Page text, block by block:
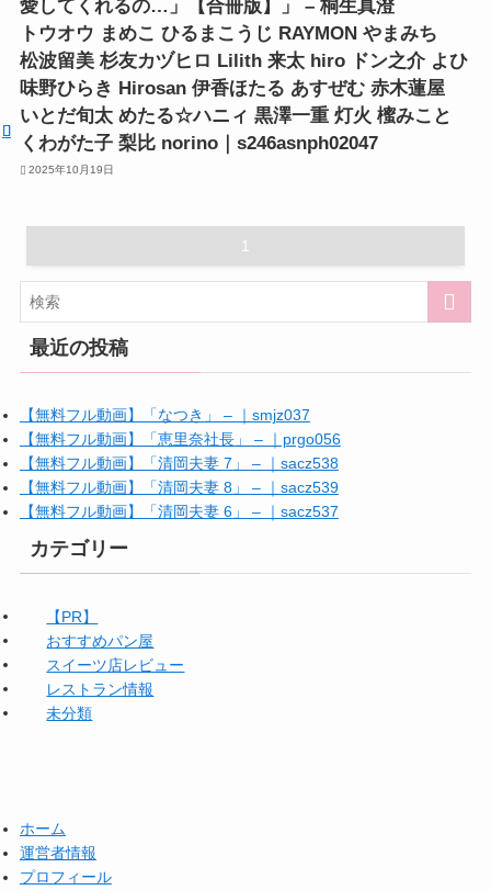
愛してくれるの…」【合冊版】」 – 桐生真澄
トウオウ まめこ ひるまこうじ RAYMON やまみち
松波留美 杉友カヅヒロ Lilith 来太 hiro ドン之介 よひ
味野ひらき Hirosan 伊香ほたる あすぜむ 赤木蓮屋
いとだ旬太 めたる☆ハニィ 黒澤一重 灯火 櫁みこと
くわがた子 梨比 norino｜s246asnph02047
2025年10月19日
1
最近の投稿
【無料フル動画】「なつき」 – ｜smjz037
【無料フル動画】「恵里奈社長」 – ｜prgo056
【無料フル動画】「清岡夫妻 7」 – ｜sacz538
【無料フル動画】「清岡夫妻 8」 – ｜sacz539
【無料フル動画】「清岡夫妻 6」 – ｜sacz537
カテゴリー
【PR】
おすすめパン屋
スイーツ店レビュー
レストラン情報
未分類
ホーム
運営者情報
プロフィール